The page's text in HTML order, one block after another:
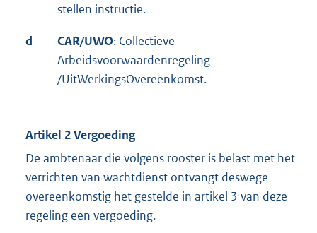
stellen instructie.
d CAR/UWO: Collectieve
Arbeidsvoorwaardenregeling
/UitWerkingsOvereenkomst.
Artikel 2 Vergoeding
De ambtenaar die volgens rooster is belast met het
verrichten van wachtdienst ontvangt deswege
overeenkomstig het gestelde in artikel 3 van deze
regeling een vergoeding.